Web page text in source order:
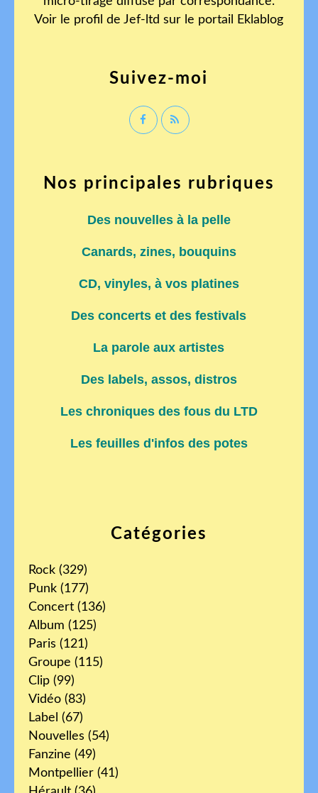
Catégories
Rock (329)
Punk (177)
Concert (136)
Album (125)
Paris (121)
Groupe (115)
Clip (99)
Vidéo (83)
Label (67)
Nouvelles (54)
Fanzine (49)
Montpellier (41)
Voir le profil deJef-ltd sur le portail Eklablog
Suivez-moi
Nos principales rubriques
Des nouvelles à la pelle
Canards, zines, bouquins
CD, vinyles, à vos platines
Des concerts et des festivals
La parole aux artistes
Des labels, assos, distros
Les chroniques des fous du LTD
Les feuilles d'infos des potes